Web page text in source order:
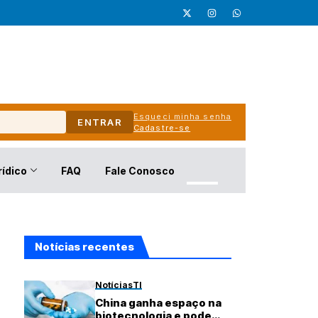
ENTRAR
Esqueci minha senha
Cadastre-se
FAQ Fale Conosco
Notícias recentes
NotíciasTI
China ganha espaço na